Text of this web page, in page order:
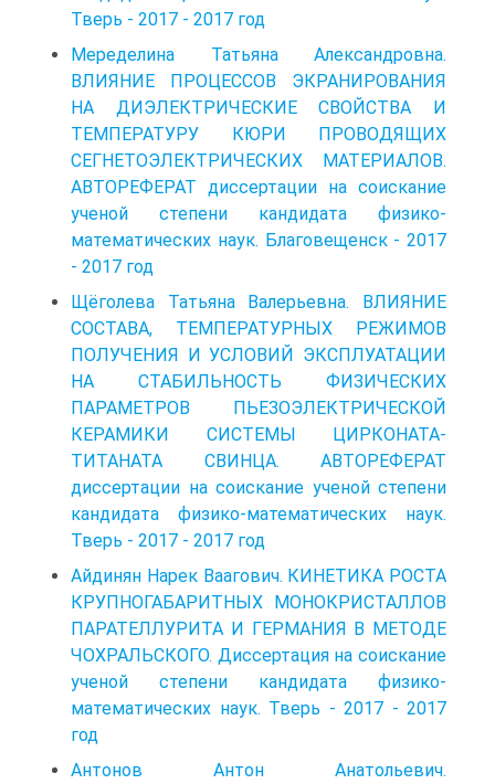
Тверь - 2017 - 2017 год
Меределина Татьяна Александровна.
ВЛИЯНИЕ ПРОЦЕССОВ ЭКРАНИРОВАНИЯ
НА ДИЭЛЕКТРИЧЕСКИЕ СВОЙСТВА И
ТЕМПЕРАТУРУ КЮРИ ПРОВОДЯЩИХ
СЕГНЕТОЭЛЕКТРИЧЕСКИХ МАТЕРИАЛОВ.
АВТОРЕФЕРАТ диссертации на соискание
ученой степени кандидата физико-
математических наук. Благовещенск - 2017
- 2017 год
Щёголева Татьяна Валерьевна. ВЛИЯНИЕ
СОСТАВА, ТЕМПЕРАТУРНЫХ РЕЖИМОВ
ПОЛУЧЕНИЯ И УСЛОВИЙ ЭКСПЛУАТАЦИИ
НА СТАБИЛЬНОСТЬ ФИЗИЧЕСКИХ
ПАРАМЕТРОВ ПЬЕЗОЭЛЕКТРИЧЕСКОЙ
КЕРАМИКИ СИСТЕМЫ ЦИРКОНАТА-
ТИТАНАТА СВИНЦА. АВТОРЕФЕРАТ
диссертации на соискание ученой степени
кандидата физико-математических наук.
Тверь - 2017 - 2017 год
Айдинян Нарек Ваагович. КИНЕТИКА РОСТА
КРУПНОГАБАРИТНЫХ МОНОКРИСТАЛЛОВ
ПАРАТЕЛЛУРИТА И ГЕРМАНИЯ В МЕТОДЕ
ЧОХРАЛЬСКОГО. Диссертация на соискание
ученой степени кандидата физико-
математических наук. Тверь - 2017 - 2017
год
Антонов Антон Анатольевич.